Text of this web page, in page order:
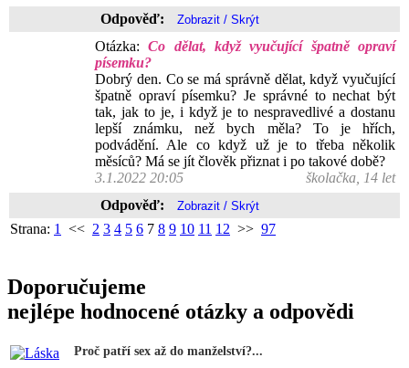
Odpověď:
Otázka:Co dělat, když vyučující špatně opraví
písemku?
Dobrý den. Co se má správně dělat, když vyučující
špatně opraví písemku? Je správné to nechat být
tak, jak to je, i když je to nespravedlivé a dostanu
lepší známku, než bych měla? To je hřích,
podvádění. Ale co když už je to třeba několik
měsíců? Má se jít člověk přiznat i po takové době?
3.1.2022 20:05
školačka, 14 let
Odpověď:
Strana: 1 << 2 3 4 5 6 7 8 9 10 11 12 >> 97
Doporučujeme
nejlépe hodnocené otázky a odpovědi
Proč patří sex až do manželství?...